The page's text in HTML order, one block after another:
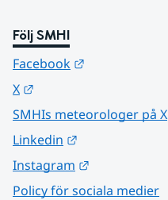
Följ SMHI
Facebook
X
SMHIs meteorologer på X
Linkedin
Instagram
Policy för sociala medier